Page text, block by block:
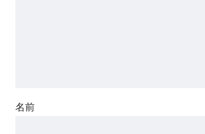
名前